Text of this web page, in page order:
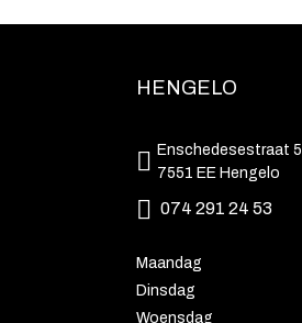
HENGELO
Enschedesestraat 5
7551 EE Hengelo
074 291 24 53
Maandag
Dinsdag
Woensdag